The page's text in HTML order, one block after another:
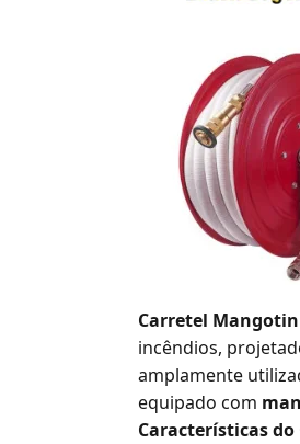
Carretel
incêndios,
amplamente
equipado com
Características